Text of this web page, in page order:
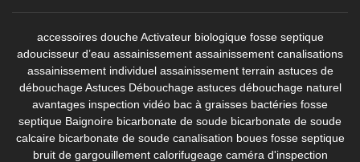
accessoires douche Activateur biologique fosse septique
adoucisseur d’eau assainissement assainissement canalisations
assainissement individuel assainissement terrain astuces de
débouchage Astuces Débouchage astuces débouchage naturel
avantages inspection vidéo bac à graisses bactéries fosse
septique Baignoire bicarbonate de soude bicarbonate de soude
calcaire bicarbonate de soude canalisation boues fosse septique
bruit de gargouillement calorifugeage caméra d'inspection